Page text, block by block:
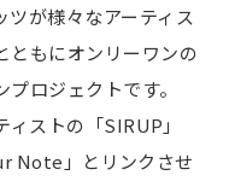
ツが様々なアーティス
ともにオンリーワンの
ロジェクトです。
ストの「SIRUP」
Note」とリンクさせ